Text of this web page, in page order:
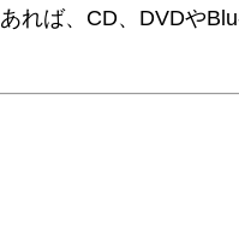
れば、CD、DVDや